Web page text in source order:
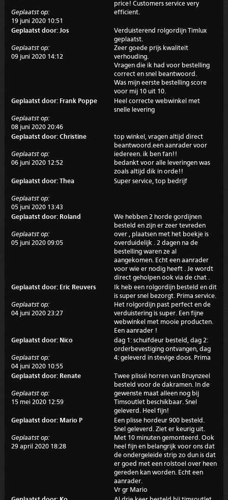
Geplaatst op:
19 juni 2020 10:51
price! Customers service very
efficient.
Geplaatst door: Jos
Geplaatst op:
09 juni 2020 14:12
Verduisterend rolgordijn Timlux
geplaatst.
Zeer goede prijs kwaliteit
verhouding.
Vragen die ik had voor bestelling
correct en snel beantwoord.
Was mijn eerste bestelling score
voor mij 10 uit 10.
Geplaatst door: Frank Poppe
Geplaatst op:
08 juni 2020 20:46
Heel correcte webwinkel met
snelle levering
Geplaatst door: Christine
Geplaatst op:
06 juni 2020 12:52
top winkel, vragen altijd direct
beantwoord.een aanrader voor
iedereen. ik ben fan!!
bedankt voor alle leveringen was
zoals altijd dik in orde!!
Geplaatst door: Thea
Geplaatst op:
05 juni 2020 13:43
Super service, top bedrijf
Geplaatst door: Roland
Geplaatst op:
05 juni 2020 09:05
We hebben 2 horde gordijnen
besteld en zijn er zeer tevreden
over , plaatsen met het boekje is
overduidelijk . 2 dagen na de
bestelling waren ze al
aangekomen. Echt een aanrader
voor wie er nodig heeft . Je wordt
direct geholpen ook via de chat .
Geplaatst door: Eric Reuvers
Geplaatst op:
04 juni 2020 23:27
Ik heb een rolgordijn besteld en dit
is super snel bezorgt. Prima service.
Het rolgordijn past perfect en de
verduistering is super. Een fijne
webwinkel met mooie producten.
Een aanrader !
Geplaatst door: Nico
Geplaatst op:
04 juni 2020 10:55
dag 1: schuifdeur besteld, dag 2:
orderbevestiging ontvangen, dag
4: geleverd in stevige doos. Prima
Geplaatst door: Renate
Geplaatst op:
15 mei 2020 12:59
Twee plissé horren van Bruynzeel
besteld voor de dakramen. In de
gewenste maat alleen nog bij
Timsoutlet beschikbaar. Snel
geleverd. Heel fijn!
Geplaatst door: Mario P
Geplaatst op:
29 april 2020 18:28
Een plisse hordeur 900 besteld.
Snel geleverd. Ziet er keurig uit.
Met 10 minuten gemonteerd. Ook
heel fijn en belangrijk voor ons dat
de ondergeleide strip zo dun is dat
er goed met een rolstoel over heen
gereden kan worden. Echt een
aanrader.
Vr gr Mario